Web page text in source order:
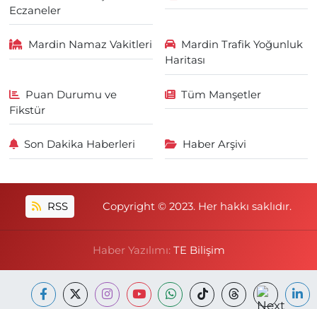
Eczaneler
Mardin Namaz Vakitleri
Mardin Trafik Yoğunluk
Haritası
Puan Durumu ve
Fikstür
Tüm Manşetler
Son Dakika Haberleri Haber Arşivi
RSS Copyright © 2023. Her hakkı saklıdır.
Haber Yazılımı: TE Bilişim